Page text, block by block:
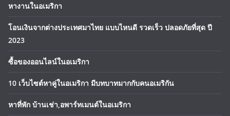
หางานในอเมริกา
โอนเงินจากต่างประเทศมาไทย แบบไหนดี รวดเร็ว ปลอดภัยที่สุด ปี
2023
ซื้อของออนไลน์ในอเมริกา
10 เว็บไซต์หาคู่ในอเมริกา มีบทบาทมากกับคนอเมริกัน
หาที่พัก บ้านเช่า,อพาร์ทเมนต์ในอเมริกา